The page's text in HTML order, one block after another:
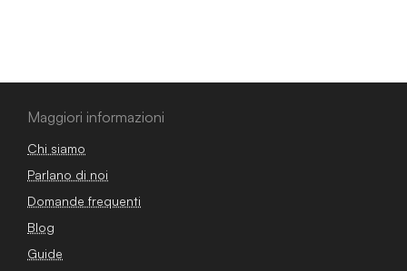
Maggiori informazioni
Chi siamo
Parlano di noi
Domande frequenti
Blog
Guide